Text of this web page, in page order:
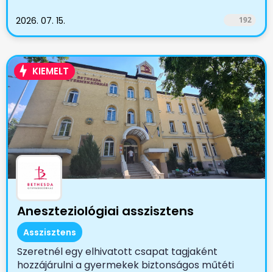
2026. 07. 15. 192
KIEMELT
Aneszteziológiai asszisztens
Asszisztens
Szeretnél egy elhivatott csapat tagjaként
hozzájárulni a gyermekek biztonságos műtéti